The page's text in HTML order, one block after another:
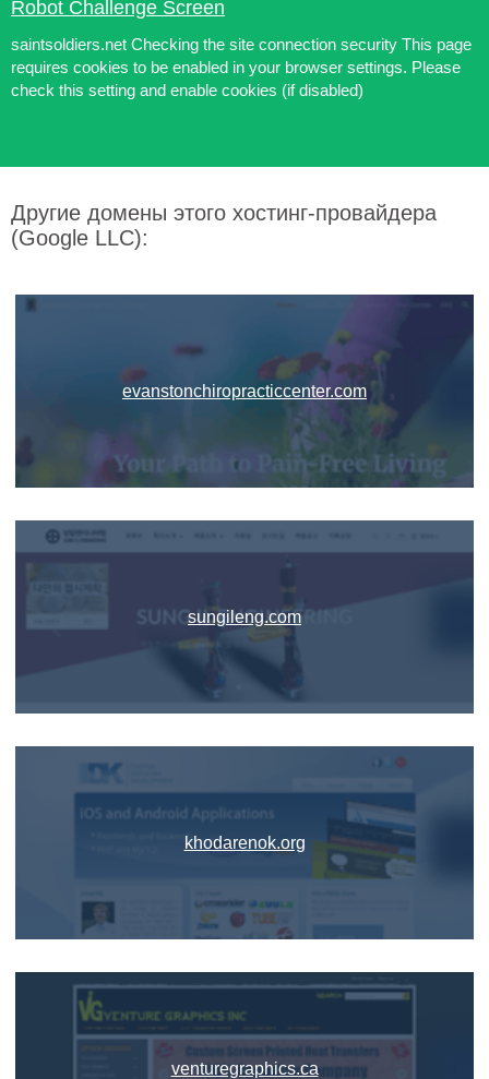
Robot Challenge Screen
saintsoldiers.net Checking the site connection security This page
requires cookies to be enabled in your browser settings. Please
check this setting and enable cookies (if disabled)
Другие домены этого хостинг-провайдера
(Google LLC):
evanstonchiropracticcenter.com
sungileng.com
khodarenok.org
venturegraphics.ca